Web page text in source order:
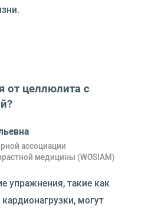
от целлюлита с
ассоциации
медицины (WOSIAM)
упражнения, такие как
могут